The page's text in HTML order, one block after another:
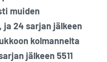
muiden
24 sarjan jälkeen
kolmannelta
jälkeen 5511